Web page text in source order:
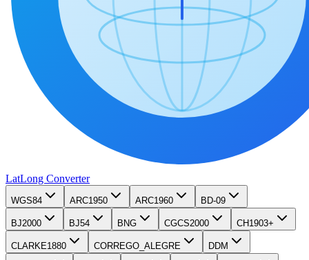
LatLong Converter
WGS84 ARC1950 ARC1960 BD-09
BJ2000 BJ54 BNG CGCS2000 CH1903+
CLARKE1880 CORREGO_ALEGRE DDM